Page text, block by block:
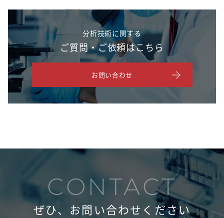
分析技術に関する
ご質問・ご依頼はこちら
お問い合わせ
CONTACT
ぜひ、お問い合わせください